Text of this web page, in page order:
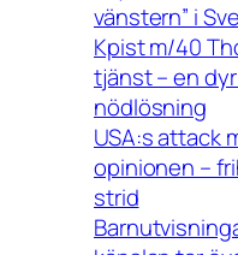
vänstern” i
Kpist m/40
tjänst – en
nödlösning
USA:s attack
opinionen –
strid